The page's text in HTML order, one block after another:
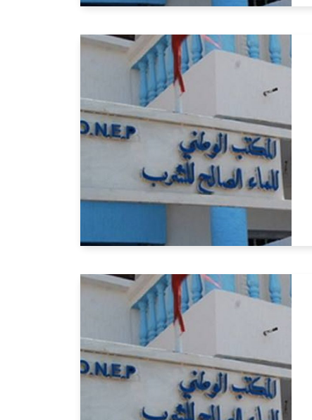
Lire la suite
Lire la suite